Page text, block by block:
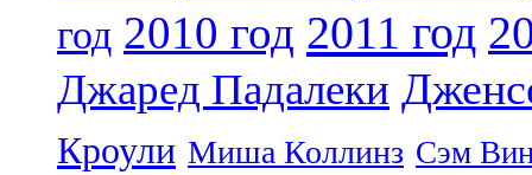
год 2010 год 2011 год
Джаред Падалеки
Кроули Миша Коллинз Сэм